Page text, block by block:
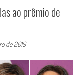
ao prêmio de
de 2019